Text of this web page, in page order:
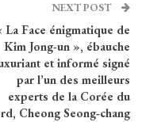
NEXT POST
La Face énigmatique de
Kim Jong-un », ébauche
et informé signé
par l’un des meilleurs
experts de la Corée du
Cheong Seong‑chang